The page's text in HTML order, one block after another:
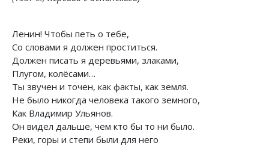
Ленин! Чтобы петь о тебе,
Со словами я должен проститься.
Должен писать я деревьями, злаками,
Плугом, колёсами…
Ты звучен и точен, как факты, как земля.
Не было никогда человека такого земного,
Как Владимир Ульянов.
Он видел дальше, чем кто бы то ни было.
Реки, горы и степи были для него